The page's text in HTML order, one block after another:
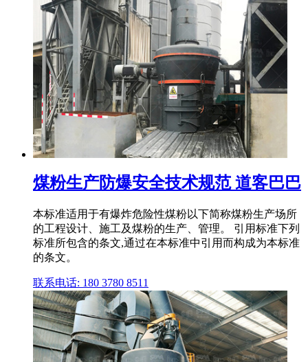
煤粉生产防爆安全技术规范 道客巴巴
本标准适用于有爆炸危险性煤粉以下简称煤粉生产场所
的工程设计、施工及煤粉的生产、管理。 引用标准下列
标准所包含的条文,通过在本标准中引用而构成为本标准
的条文。
联系电话: 180 3780 8511